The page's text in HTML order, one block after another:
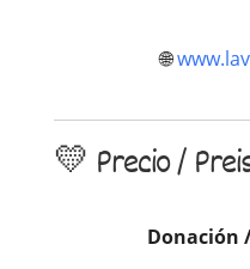
🌐
💛 Precio /
Donación